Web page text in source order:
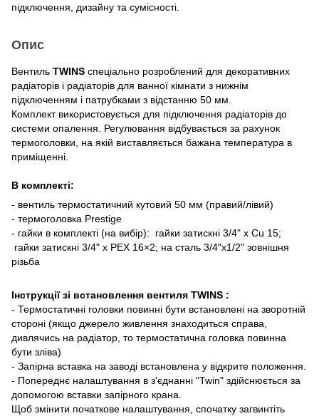
підключення, дизайну та сумісності.
Опис
Вентиль TWINS спеціально розроблений для декоративних
радіаторів і радіаторів для ванної кімнати з нижнім
підключенням і патрубками з відстанню 50 мм.
Комплект використовується для підключення радіаторів до
системи опалення. Регулювання відбувається за рахунок
термоголовки, на якій виставляється бажана температура в
приміщенні.
В комплекті:
- вентиль термостатичний кутовий 50 мм (правий/лівий)
- термоголовка Prestige
- гайки в комплекті (на вибір): гайки затискні 3/4" x Cu 15;
гайки затискні 3/4" x PEX 16×2; на сталь 3/4"x1/2" зовнішня
різьба
Інструкції зі встановлення вентиля TWINS :
- Термостатичні головки повинні бути встановлені на зворотній
стороні (якщо джерело живлення знаходиться справа,
дивлячись на радіатор, то термостатична головка повинна
бути зліва)
- Запірна вставка на заводі встановлена ​​у відкрите положення.
- Попереднє налаштування в з'єднанні "Twin" здійснюється за
допомогою вставки запірного крана.
Щоб змінити початкове налаштування, спочатку загвинтіть